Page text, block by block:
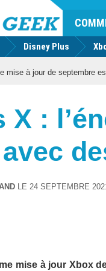
Disney Plus
mise à jour de septembre
X :
LE 24 SEPTEMBRE
mise à jour Xbox